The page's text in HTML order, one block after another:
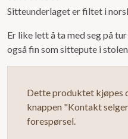
0
av
5
Sitteunderlaget er filtet i
Er like lett å ta med seg på
også fin som sittepute i
Dette produktet kjøpes
knappen "Kontakt
forespørsel.